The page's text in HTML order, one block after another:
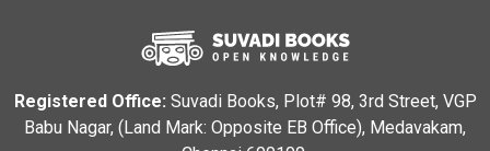
Registered Office: Suvadi Books, Plot# 98, 3rd Street, VGP
Babu Nagar, (Land Mark: Opposite EB Office), Medavakam,